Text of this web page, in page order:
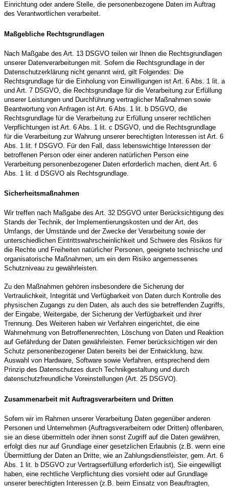
Einrichtung oder andere Stelle, die personenbezogene Daten im Auftrag
des Verantwortlichen verarbeitet.
Maßgebliche Rechtsgrundlagen
Nach Maßgabe des Art. 13 DSGVO teilen wir Ihnen die Rechtsgrundlagen
unserer Datenverarbeitungen mit. Sofern die Rechtsgrundlage in der
Datenschutzerklärung nicht genannt wird, gilt Folgendes: Die
Rechtsgrundlage für die Einholung von Einwilligungen ist Art. 6 Abs. 1 lit. a
und Art. 7 DSGVO, die Rechtsgrundlage für die Verarbeitung zur Erfüllung
unserer Leistungen und Durchführung vertraglicher Maßnahmen sowie
Beantwortung von Anfragen ist Art. 6 Abs. 1 lit. b DSGVO, die
Rechtsgrundlage für die Verarbeitung zur Erfüllung unserer rechtlichen
Verpflichtungen ist Art. 6 Abs. 1 lit. c DSGVO, und die Rechtsgrundlage
für die Verarbeitung zur Wahrung unserer berechtigten Interessen ist Art. 6
Abs. 1 lit. f DSGVO. Für den Fall, dass lebenswichtige Interessen der
betroffenen Person oder einer anderen natürlichen Person eine
Verarbeitung personenbezogener Daten erforderlich machen, dient Art. 6
Abs. 1 lit. d DSGVO als Rechtsgrundlage.
Sicherheitsmaßnahmen
Wir treffen nach Maßgabe des Art. 32 DSGVO unter Berücksichtigung des
Stands der Technik, der Implementierungskosten und der Art, des
Umfangs, der Umstände und der Zwecke der Verarbeitung sowie der
unterschiedlichen Eintrittswahrscheinlichkeit und Schwere des Risikos für
die Rechte und Freiheiten natürlicher Personen, geeignete technische und
organisatorische Maßnahmen, um ein dem Risiko angemessenes
Schutzniveau zu gewährleisten.
Zu den Maßnahmen gehören insbesondere die Sicherung der
Vertraulichkeit, Integrität und Verfügbarkeit von Daten durch Kontrolle des
physischen Zugangs zu den Daten, als auch des sie betreffenden Zugriffs,
der Eingabe, Weitergabe, der Sicherung der Verfügbarkeit und ihrer
Trennung. Des Weiteren haben wir Verfahren eingerichtet, die eine
Wahrnehmung von Betroffenenrechten, Löschung von Daten und Reaktion
auf Gefährdung der Daten gewährleisten. Ferner berücksichtigen wir den
Schutz personenbezogener Daten bereits bei der Entwicklung, bzw.
Auswahl von Hardware, Software sowie Verfahren, entsprechend dem
Prinzip des Datenschutzes durch Technikgestaltung und durch
datenschutzfreundliche Voreinstellungen (Art. 25 DSGVO).
Zusammenarbeit mit Auftragsverarbeitern und Dritten
Sofern wir im Rahmen unserer Verarbeitung Daten gegenüber anderen
Personen und Unternehmen (Auftragsverarbeitern oder Dritten) offenbaren,
sie an diese übermitteln oder ihnen sonst Zugriff auf die Daten gewähren,
erfolgt dies nur auf Grundlage einer gesetzlichen Erlaubnis (z.B. wenn eine
Übermittlung der Daten an Dritte, wie an Zahlungsdienstleister, gem. Art. 6
Abs. 1 lit. b DSGVO zur Vertragserfüllung erforderlich ist), Sie eingewilligt
haben, eine rechtliche Verpflichtung dies vorsieht oder auf Grundlage
unserer berechtigten Interessen (z.B. beim Einsatz von Beauftragten,